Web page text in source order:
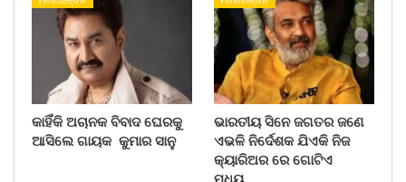
କାହିଁକି ଅଚାନକ ବିବାଦ ଘେରକୁ
ଆସିଲେ ଗାୟକ କୁମାର ସାନୁ
ଭାରତୀୟ ସିନେ ଜଗତର ଜଣେ
ଏଭଳି ନିର୍ଦେଶକ ଯିଏକି ନିଜ
କ୍ୟାରିଅର ରେ ଗୋଟିଏ